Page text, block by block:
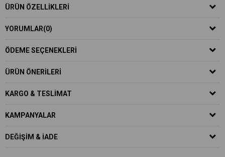
ÜRÜN ÖZELLIKLERI
YORUMLAR(0)
ÖDEME SEÇENEKLERI
ÜRÜN ÖNERILERI
KARGO & TESLIMAT
KAMPANYALAR
DEĞIŞIM & İADE